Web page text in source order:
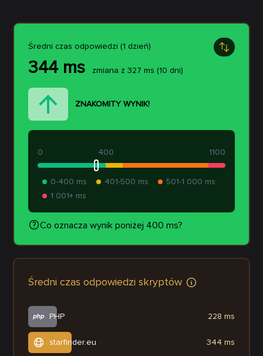
Średni czas odpowiedzi (1 dzień)
344ms zmiana z 327 ms (10 dni)
ZNAKOMITY WYNIK!
400
0 1100
0-400 ms 401-500 ms
501-1 000 ms
1 001+ ms
Co oznacza wynik poniżej 400 ms?
Średni czas odpowiedzi skryptów
PHP
starfinder.eu
228 ms
344 ms